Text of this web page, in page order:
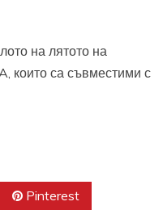
на лятото на
които са съвместими с
Pinterest